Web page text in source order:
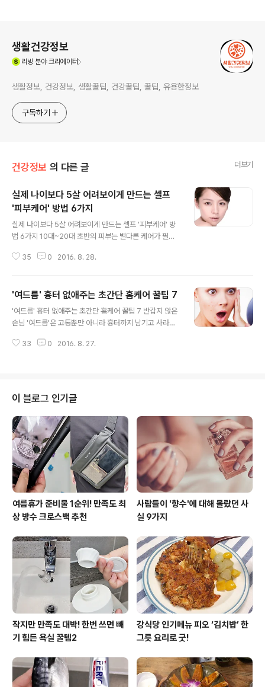
생활건강정보
리빙 분야 크리에이터
생활정보, 건강정보, 생활꿀팁, 건강꿀팁, 꿀팁, 유용한정보
구독하기
건강정보 의 다른 글 더보기
실제 나이보다 5살 어려보이게 만드는 셀프
'피부케어' 방법 6가지
실제 나이보다 5살 어려보이게 만드는 셀프 '피부케어' 방
법 6가지 10대~20대 초반의 피부는 별다른 케어가 필요
20대 초반의 피부도 나이를 점점 먹을수록 조금씩 노화가
방법은 멀리 있지 않습니다. 실생활 속 잘못된 피부 관리 습
관을 고치고 비싸지 않더라도 내 피부에 맞는 제품을 꾸준
히 사용하면 동안 피부를 가질 수 있답니다. 아래 실제 나이
법을 소개합니다. 백옥처럼 뽀얗고 탱탱한 피부를 만들고
35 0 2016. 8. 28.
'여드름' 흉터 없애주는 초간단 홈케어 꿀팁 7
'여드름' 흉터 없애주는 초간단 홈케어 꿀팁 7 반갑지 않은
손님 '여드름'은 고통뿐만 아니라 흉터까지 남기고 사라져
기기도 하는 이것을 건드릴 때는 각별한 주의가 필요하답
에 소개된 재료로 꾸준히 흉터를 관리해보세요. 1. 달걀 흰
자달걀 흰자에 들어있는 단백질과 아미노산은 모공을 조여
주는데 큰 효과가 있다.먼저 계란 3개를 깨뜨려 흰자만 모
은 후 하얀색 거품이 나올때까지 저어준다.손가락이나 면
봉을 사용해 거품을 여드름 주위에 묻혀 주고 건조시킨 후
따뜻한 물로 씻어주면 끝이다..
33 0 2016. 8. 27.
이 블로그 인기글
여름휴가 준비물 1순위! 만족도 최
상 방수 크로스백 추천
사람들이 '향수'에 대해 몰랐던 사
실 9가지
작지만 만족도 대박! 한번 쓰면 빼
기 힘든 욕실 꿀템2
강식당 인기메뉴 피오 ‘김치밥’ 한
그릇 요리로 굿!